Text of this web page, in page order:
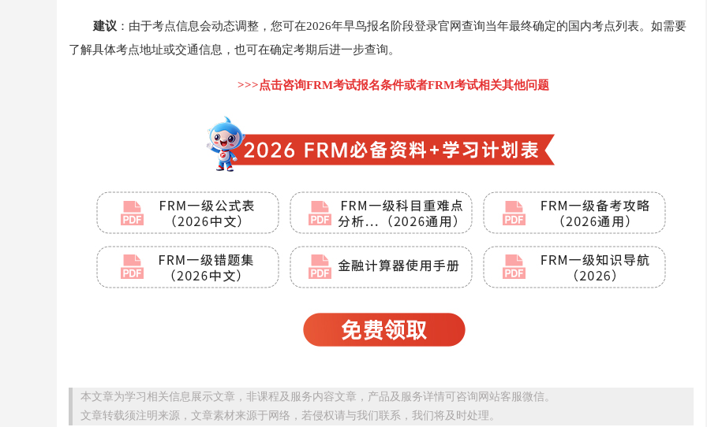
建议 ：由于考点信息会动态调整，您可在2026年早鸟报名阶段登录官网查询当年最终确定的国内考点列表。如需要
了解具体考点地址或交通信息，也可在确定考期后进一步查询。
>>>点击咨询FRM考试报名条件或者FRM考试相关其他问题
本文章为学习相关信息展示文章，非课程及服务内容文章，产品及服务详情可咨询网站客服微信。
文章转载须注明来源，文章素材来源于网络，若侵权请与我们联系，我们将及时处理。